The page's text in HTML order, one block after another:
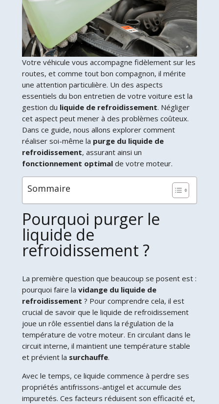
Votre véhicule vous accompagne fidèlement sur les
routes, et comme tout bon compagnon, il mérite
une attention particulière. Un des aspects
essentiels du bon entretien de votre voiture est la
gestion du liquide de refroidissement. Négliger
cet aspect peut mener à des problèmes coûteux.
Dans ce guide, nous allons explorer comment
réaliser soi-même la purge du liquide de
refroidissement, assurant ainsi un
fonctionnement optimalde votre moteur.
Sommaire
Pourquoi purger le
liquide de
refroidissement ?
La première question que beaucoup se posent est :
pourquoi faire la vidange du liquide de
refroidissement ? Pour comprendre cela, il est
crucial de savoir que le liquide de refroidissement
joue un rôle essentiel dans la régulation de la
température de votre moteur. En circulant dans le
circuit interne, il maintient une température stable
et prévient la surchauffe.
Avec le temps, ce liquide commence à perdre ses
propriétés antifrissons-antigel et accumule des
impuretés. Ces facteurs réduisent son efficacité et,